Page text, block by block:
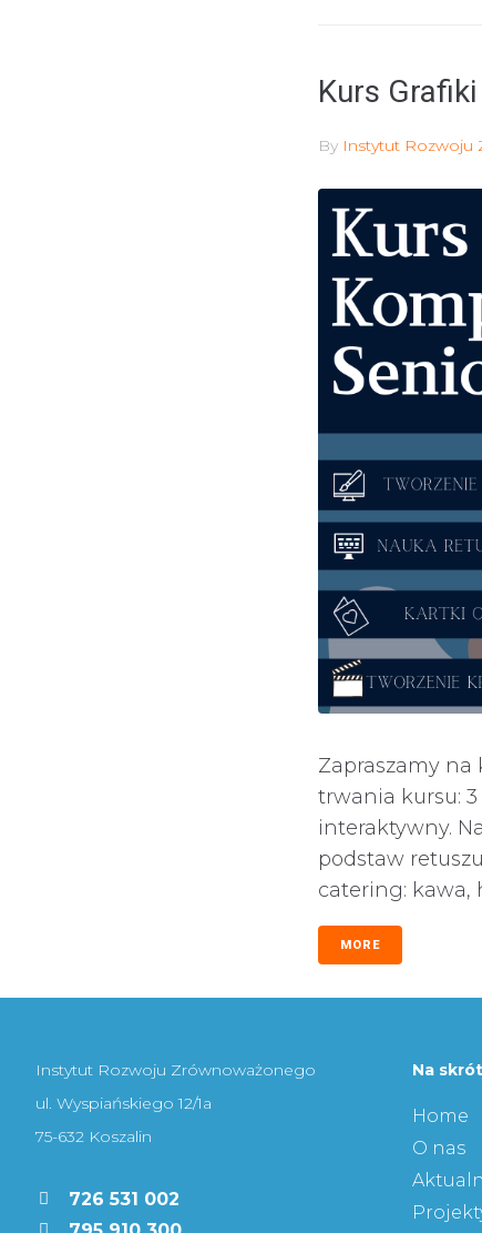
Kurs
By Instytut Rozwoju
Zapraszamy na
trwania kursu: 3
interaktywny.
podstaw
catering: kawa,
MORE
Instytut Rozwoju Zrównoważonego
ul. Wyspiańskiego 12/1a
75-632 Koszalin
726 531 002
Na
Home
O nas